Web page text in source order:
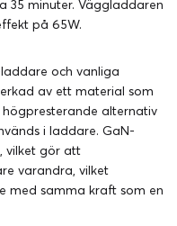
minuter. Väggladdaren
på 65W.
och vanliga
av ett material som
alternativ
i laddare. GaN-
vilket gör att
varandra, vilket
med samma kraft som en